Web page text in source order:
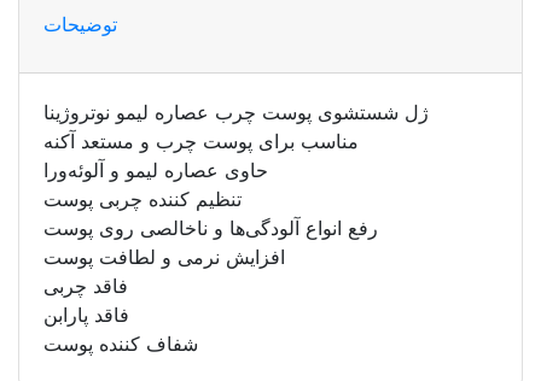
توضیحات
ژل شستشوی پوست چرب عصاره لیمو نوتروژینا
مناسب برای پوست چرب و مستعد آکنه
حاوی عصاره لیمو و آلوئه‌ورا
تنظیم کننده چربی پوست
رفع انواع آلودگی‌ها و ناخالصی روی پوست
افزایش نرمی و لطافت پوست
فاقد چربی
فاقد پارابن
شفاف کننده پوست